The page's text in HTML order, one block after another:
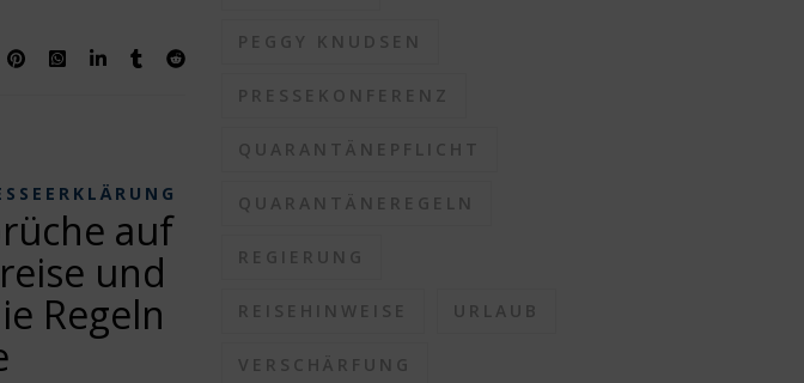
auf
und
Regeln
PEGGY KNUDSEN
PRESSEKONFERENZ
QUARANTÄNEPFLICHT
QUARANTÄNEREGELN
REGIERUNG
REISEHINWEISE URLAUB
VERSCHÄRFUNG